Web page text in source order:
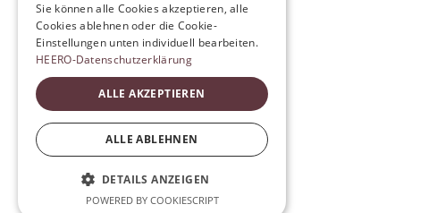
Sie können alle Cookies akzeptieren, alle
Cookies ablehnen oder die Cookie-
Einstellungen unten individuell bearbeiten.
HEERO-Datenschutzerklärung
ALLE AKZEPTIEREN
ALLE ABLEHNEN
DETAILS ANZEIGEN
POWERED BY COOKIESCRIPT